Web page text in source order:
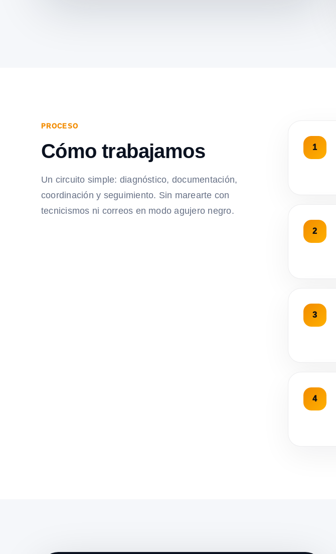
PROCESO
Cómo trabajamos
Un circuito simple: diagnóstico, documentación,
coordinación y seguimiento. Sin marearte con
tecnicismos ni correos en modo agujero negro.